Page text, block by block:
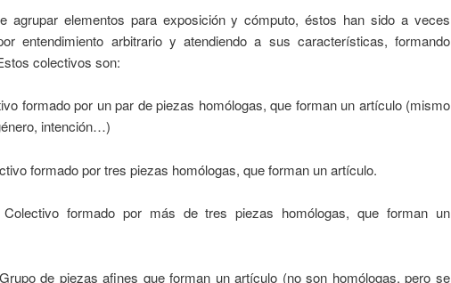
agrupar elementos para exposición y cómputo, éstos han sido a veces
entendimiento arbitrario y atendiendo a sus características, formando
colectivos son:
formado por un par de piezas homólogas, que forman un artículo (mismo
intención…)
formado por tres piezas homólogas, que forman un artículo.
Colectivo formado por más de tres piezas homólogas, que forman un
Grupo de piezas afines que forman un artículo (no son homólogas, pero se